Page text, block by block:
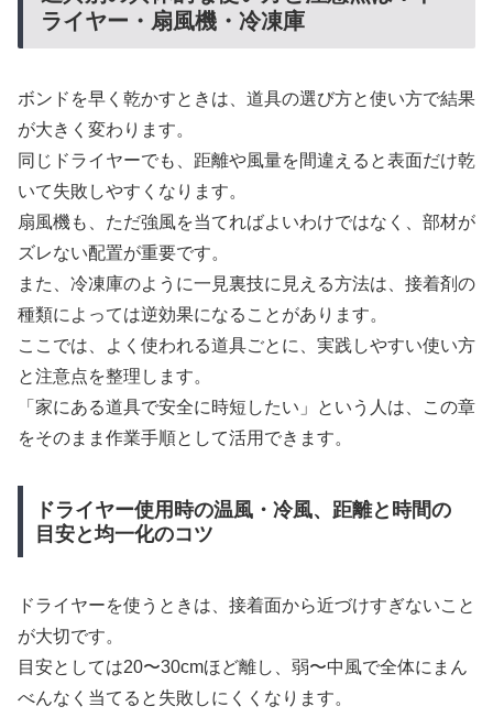
ライヤー・扇風機・冷凍庫
ボンドを早く乾かすときは、道具の選び方と使い方で結果
が大きく変わります。
同じドライヤーでも、距離や風量を間違えると表面だけ乾
いて失敗しやすくなります。
扇風機も、ただ強風を当てればよいわけではなく、部材が
ズレない配置が重要です。
また、冷凍庫のように一見裏技に見える方法は、接着剤の
種類によっては逆効果になることがあります。
ここでは、よく使われる道具ごとに、実践しやすい使い方
と注意点を整理します。
「家にある道具で安全に時短したい」という人は、この章
をそのまま作業手順として活用できます。
ドライヤー使用時の温風・冷風、距離と時間の
目安と均一化のコツ
ドライヤーを使うときは、接着面から近づけすぎないこと
が大切です。
目安としては20〜30cmほど離し、弱〜中風で全体にまん
べんなく当てると失敗しにくくなります。